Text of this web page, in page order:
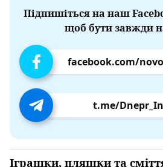
Підпишіться на наш
щоб бути завжди
t.me/
Іграшки, пляшки та